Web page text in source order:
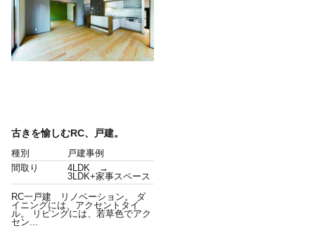
古きを愉しむRC、戸建。
種別
戸建事例
間取り
4LDK →
3LDK+家事スペース
RC一戸建 リノベーション。 ダ
イニングには、アクセントタイ
ル。 リビングには、若草色でアク
セン...